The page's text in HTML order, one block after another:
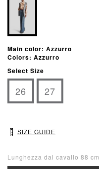
Main color: Azzurro
Colors: Azzurro
Select Size
26 27
SIZE GUIDE
Lunghezza dal cavallo 88 cm.